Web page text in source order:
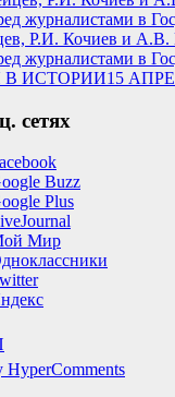
Р.И. Кочиев и А.В.
журналистами в
15
сетях
HyperComments